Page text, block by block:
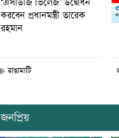
করবেন প্রধানমন্ত্রী তারেক
রহমান
রাঙামাটি
জনপ্রিয়